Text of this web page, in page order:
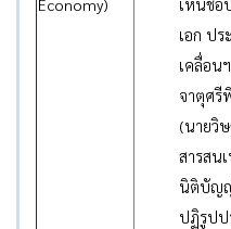
Economy)
เห็นชอ
เอก ป
เคลื่อน
จาตุศรี
(นายวิ
สารสน
นิติบัญญั
ปฏิรูปป